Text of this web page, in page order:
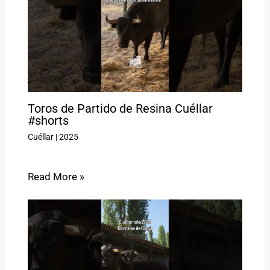
Toros de Partido de Resina Cuéllar
#shorts
Cuéllar|2025
Read More »